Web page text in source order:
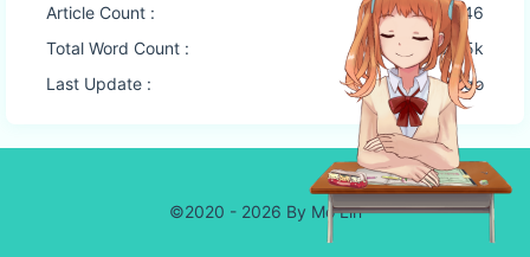
Article Count :
46
Total Word Count :
27.5k
Last Update :
2 months ago
©2020 - 2026 By Mo Lin